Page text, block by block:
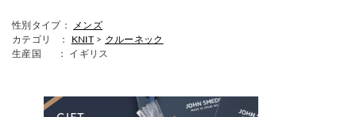
性別タイプ：
メンズ
カテゴリ ：
KNIT > クルーネック
生産国
： イギリス